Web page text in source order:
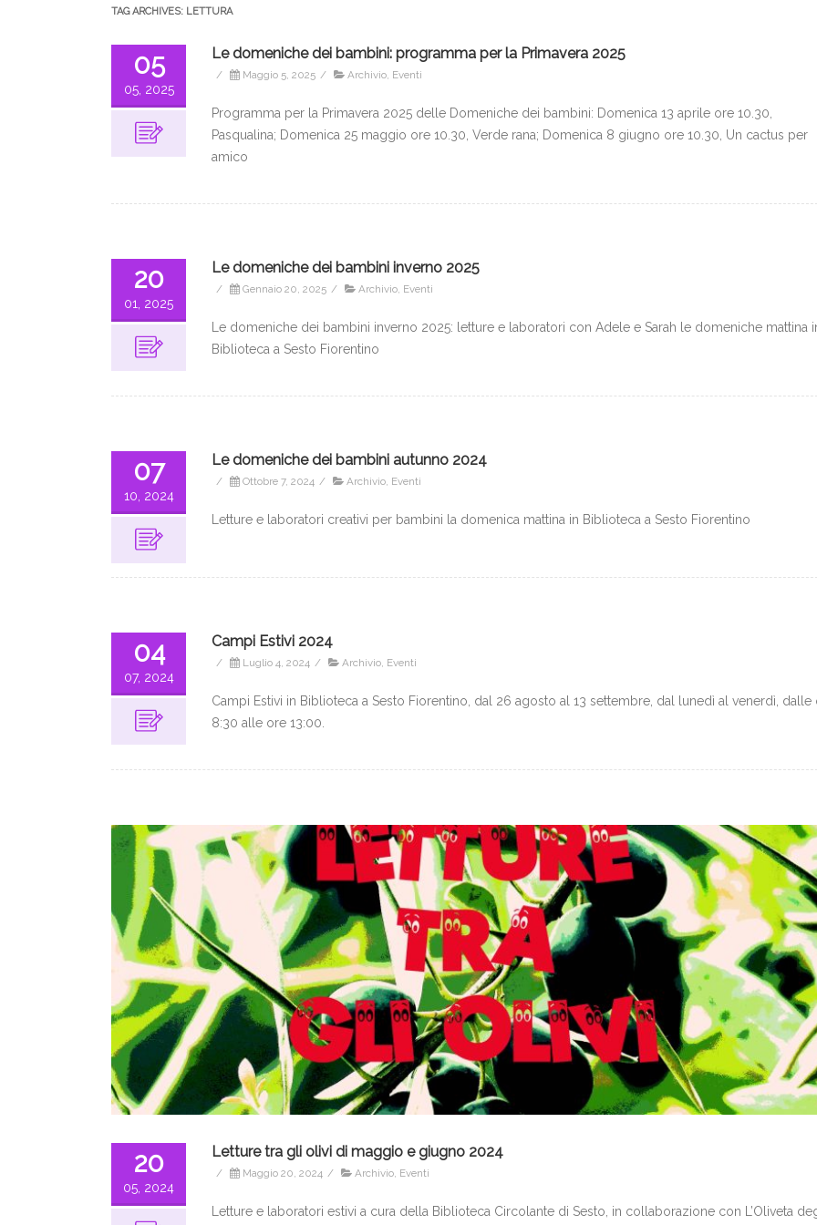
TAG ARCHIVES: LETTURA
05
05, 2025
Le domeniche dei bambini: programma per la Primavera 2025
/ Maggio 5, 2025 / Archivio Eventi
Programma per la Primavera 2025 delle Domeniche dei bambini: Domenica 13 aprile ore 10.30,
Pasqualina; Domenica 25 maggio ore 10.30, Verde rana; Domenica 8 giugno ore 10.30, Un cactus per
amico
20
01, 2025
Le domeniche dei bambini inverno 2025
/ Gennaio 20, 2025 / Archivio Eventi
Le domeniche dei bambini inverno 2025: letture e laboratori con Adele e Sarah le domeniche mattina
Biblioteca a Sesto Fiorentino
07
10, 2024
Le domeniche dei bambini autunno 2024
/ Ottobre 7, 2024 / Archivio Eventi
Letture e laboratori creativi per bambini la domenica mattina in Biblioteca a Sesto Fiorentino
04
07, 2024
Campi Estivi 2024
/ Luglio 4, 2024 / Archivio Eventi
Campi Estivi in Biblioteca a Sesto Fiorentino, dal 26 agosto al 13 settembre, dal lunedì al venerdì, dalle
8:30 alle ore 13:00.
20
05, 2024
Letture tra gli olivi di maggio e giugno 2024
/ Maggio 20, 2024 / Archivio, Eventi
Letture e laboratori estivi a cura della Biblioteca Circolante di Sesto, in collaborazione con L’Oliveta